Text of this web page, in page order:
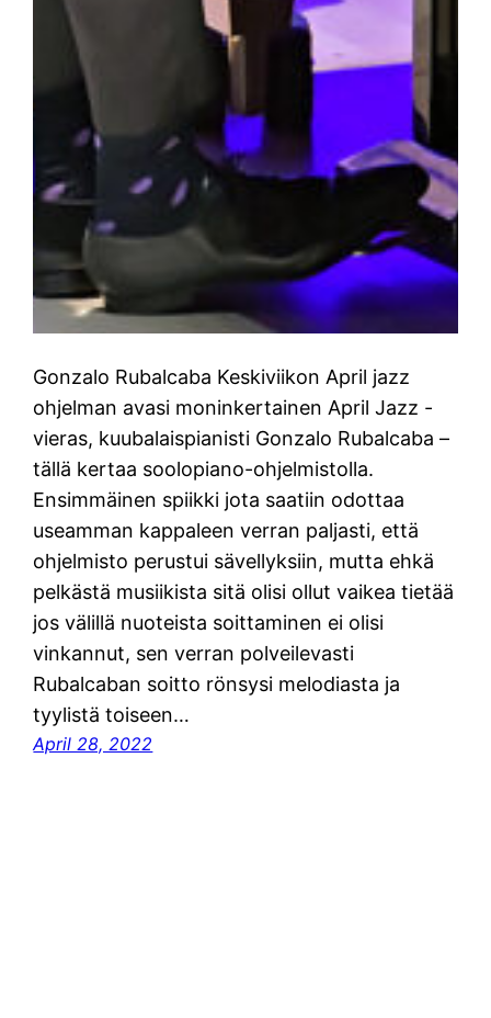
Gonzalo Rubalcaba Keskiviikon April jazz
ohjelman avasi moninkertainen April Jazz -
vieras, kuubalaispianisti Gonzalo Rubalcaba –
tällä kertaa soolopiano-ohjelmistolla.
Ensimmäinen spiikki jota saatiin odottaa
useamman kappaleen verran paljasti, että
ohjelmisto perustui sävellyksiin, mutta ehkä
pelkästä musiikista sitä olisi ollut vaikea tietää
jos välillä nuoteista soittaminen ei olisi
vinkannut, sen verran polveilevasti
Rubalcaban soitto rönsysi melodiasta ja
tyylistä toiseen…
April 28, 2022